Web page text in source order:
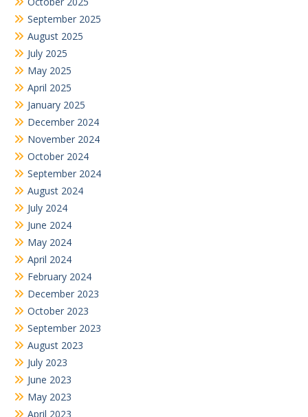
June 2024
May 2024
April 2024
February 2024
December 2023
October 2023
September 2023
August 2023
July 2023
June 2023
May 2023
April 2023
March 2023
December 2022
November 2022
October 2022
September 2022
August 2022
July 2022
June 2022
February 2022
November 2021
October 2021
August 2021